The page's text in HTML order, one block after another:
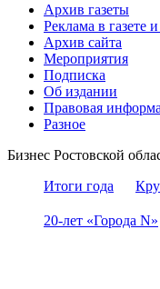
Архив газеты
Реклама в газете
Архив сайта
Мероприятия
Подписка
Об издании
Правовая
Разное
Бизнес Ростовской
Итоги года
20-лет «Города N»